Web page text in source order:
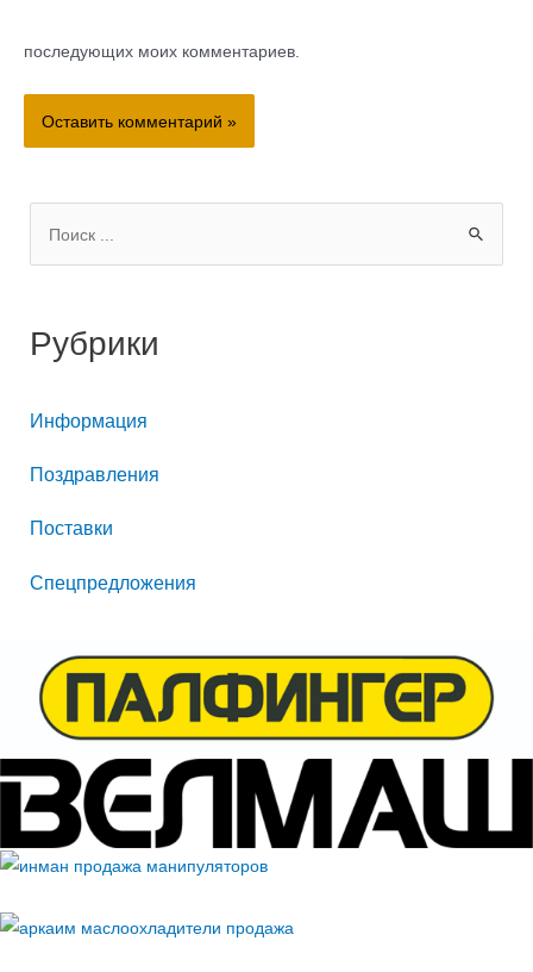
к
:
Рубрики
Информация
Поздравления
Поставки
Спецпредложения
последующих моих комментариев.